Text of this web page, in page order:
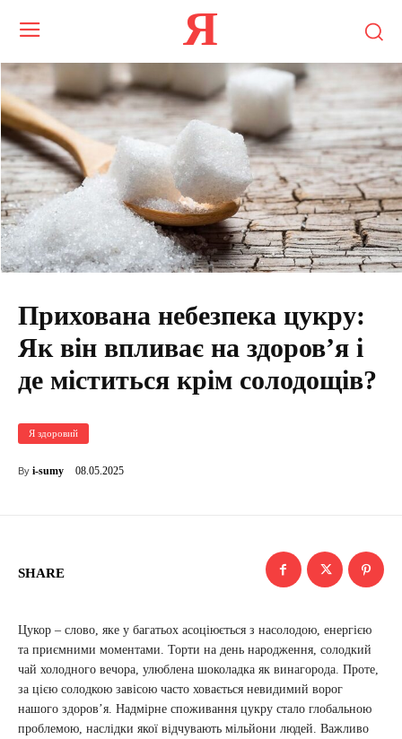
Я
Прихована небезпека цукру:
Як він впливає на здоров’я і
де міститься крім солодощів?
Я здоровий
By i-sumy 08.05.2025
SHARE
Цукор – слово, яке у багатьох асоціюється з насолодою, енергією
та приємними моментами. Торти на день народження, солодкий
чай холодного вечора, улюблена шоколадка як винагорода. Проте,
за цією солодкою завісою часто ховається невидимий ворог
нашого здоров’я. Надмірне споживання цукру стало глобальною
проблемою, наслідки якої відчувають мільйони людей. Важливо